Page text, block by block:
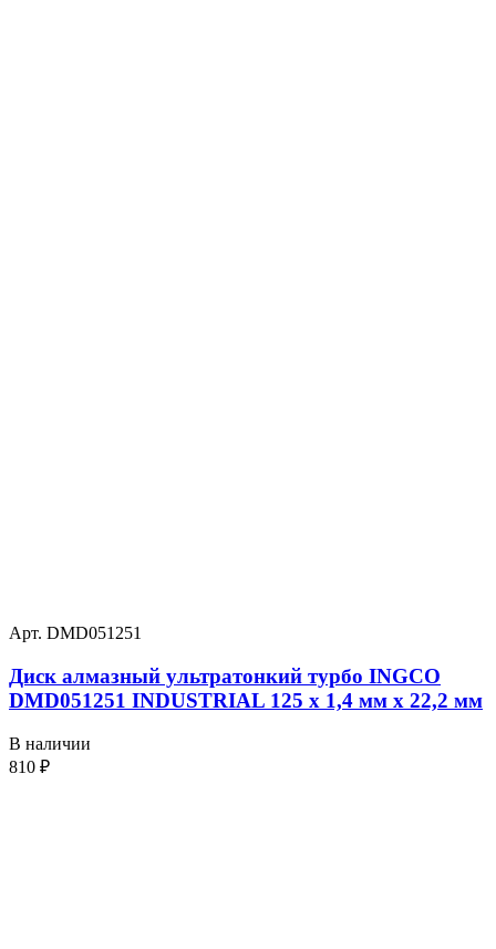
Арт. DMD051251
Диск алмазный ультратонкий турбо INGCO
DMD051251 INDUSTRIAL 125 х 1,4 мм x 22,2 мм
В наличии
810 ₽